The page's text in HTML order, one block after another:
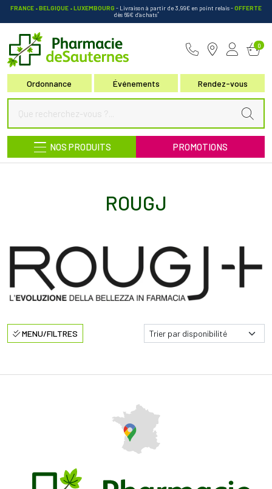
FRANCE • BELGIQUE • LUXEMBOURG - Livraison à partir de 3,99€ en point relais-OFFERTE
dès 69€ d’achats*
Ordonnance Événements Rendez-vous
0
NOS PRODUITS PROMOTIONS
ROUGJ
MENU/FILTRES